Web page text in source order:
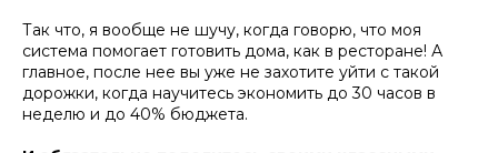
Так что, я вообще не шучу, когда говорю, что моя
система помогает готовить дома, как в ресторане! А
главное, после нее вы уже не захотите уйти с такой
дорожки, когда научитесь экономить до 30 часов в
неделю и до 40% бюджета.